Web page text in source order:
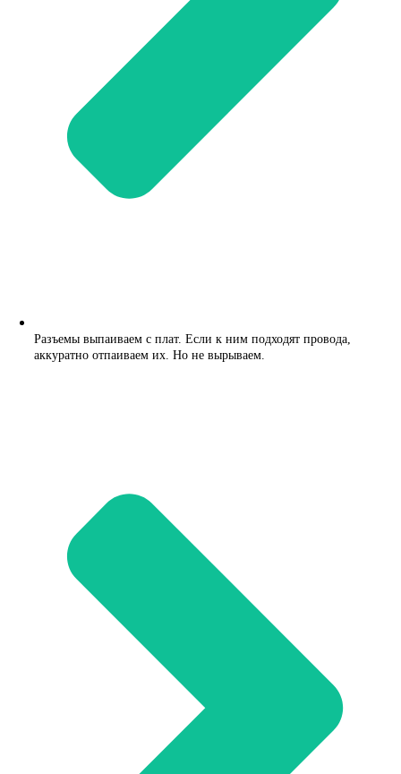
Разъемы выпаиваем с плат. Если к ним подходят провода,
аккуратно отпаиваем их. Но не вырываем.